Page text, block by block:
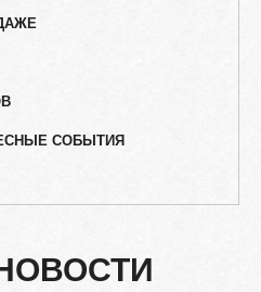
СОБЫТИЯ